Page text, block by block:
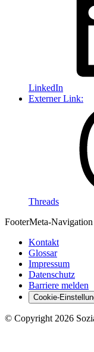
LinkedIn
Externer Link:
Threads
FooterMeta-Navigation
Kontakt
Glossar
Impressum
Datenschutz
Barriere melden
Cookie-
© Copyright 2026